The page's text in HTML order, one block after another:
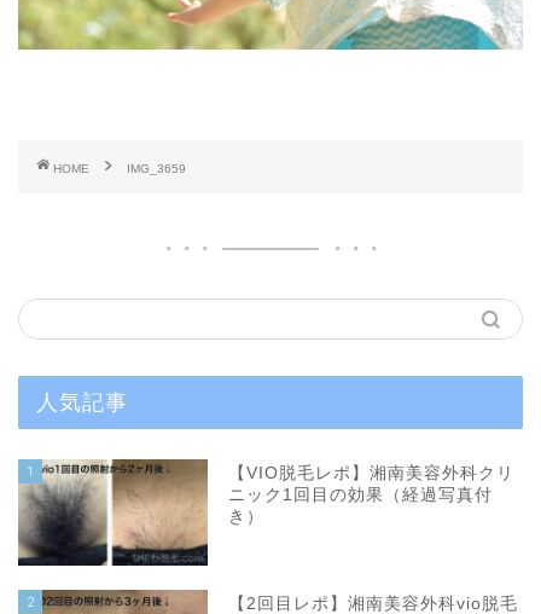
HOME IMG_3659
人気記事
1
【VIO脱毛レポ】湘南美容外科クリ
ニック1回目の効果（経過写真付
き）
2
【2回目レポ】湘南美容外科vio脱毛